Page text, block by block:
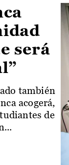
será
también
acogerá,
de